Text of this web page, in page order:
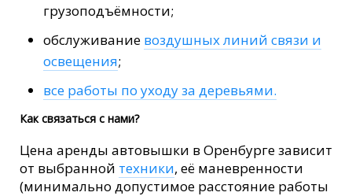
грузоподъёмности;
обслуживание воздушных линий связи и
освещения;
все работы по уходу за деревьями.
Как связаться с нами?
Цена аренды автовышки в Оренбурге зависит
от выбранной техники, её маневренности
(минимально допустимое расстояние работы